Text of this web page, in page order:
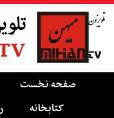
صفحه نخست
کتابخانه